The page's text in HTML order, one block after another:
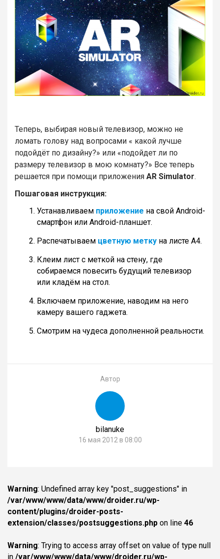
Теперь, выбирая новый телевизор, можно не
ломать голову над вопросами « какой лучше
подойдёт по дизайну?» или «подойдет ли по
размеру телевизор в мою комнату?» Все теперь
решается при помощи приложения AR Simulator.
Пошаговая инструкция:
Устанавливаем приложение на свой Android-
смартфон или Android-планшет.
Распечатываем цветную метку на листе A4.
Клеим лист с меткой на стену, где
собираемся повесить будущий телевизор
или кладём на стол.
Включаем приложение, наводим на него
камеру вашего гаджета.
Смотрим на чудеса дополненной реальности.
Автор
bilanuke
16 мая 2012 в 08:00
Warning: Undefined array key "post_suggestions" in
/var/www/www/data/www/droider.ru/wp-
content/plugins/droider-posts-
extension/classes/postsuggestions.php on line 46
Warning: Trying to access array offset on value of type null
in /var/www/www/data/www/droider.ru/wp-